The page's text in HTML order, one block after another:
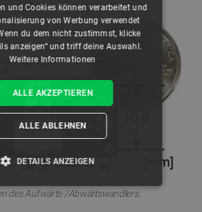
des Aufwärts-/Abwärtswandlers.
und Cookies können verarbeitet und
von Werbung verwendet
du dem nicht zustimmst, klicke
anzeigen“ und triff deine Auswahl.
Weitere Informationen
ALLE AKZEPTIEREN
ALLE ABLEHNEN
DETAILS ANZEIGEN
ERFORDERLICH